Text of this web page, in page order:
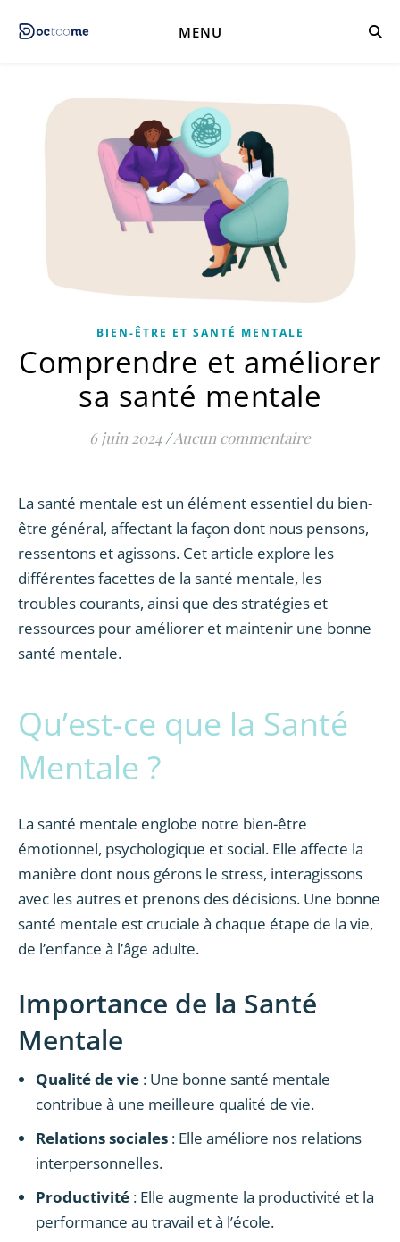
MENU
BIEN-ÊTRE ET SANTÉ MENTALE
Comprendre et améliorer
sa santé mentale
6 juin 2024 /Aucun commentaire
La santé mentale est un élément essentiel du bien-
être général, affectant la façon dont nous pensons,
ressentons et agissons. Cet article explore les
différentes facettes de la santé mentale, les
troubles courants, ainsi que des stratégies et
ressources pour améliorer et maintenir une bonne
santé mentale.
Qu’est-ce que la Santé
Mentale ?
La santé mentale englobe notre bien-être
émotionnel, psychologique et social. Elle affecte la
manière dont nous gérons le stress, interagissons
avec les autres et prenons des décisions. Une bonne
santé mentale est cruciale à chaque étape de la vie,
de l’enfance à l’âge adulte.
Importance de la Santé
Mentale
Qualité de vie : Une bonne santé mentale
contribue à une meilleure qualité de vie.
Relations sociales : Elle améliore nos relations
interpersonnelles.
Productivité : Elle augmente la productivité et la
performance au travail et à l’école.